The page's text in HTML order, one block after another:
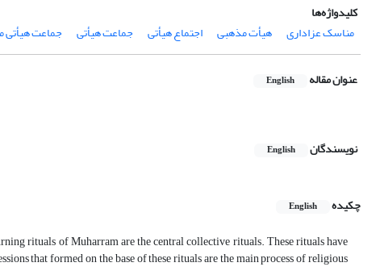
کلیدواژه‌ها
مناسک عزاداری
هیأت مذهبی اجتماع هیأتی جماعت هیأتی جماعت هیأتی
عنوان مقاله English
نویسندگان English
چکیده English
rituals of Muharram are the central collective rituals. These rituals have
that formed on the base of these rituals are the main process of religious